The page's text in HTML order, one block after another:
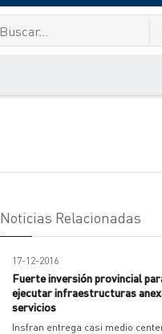
Noticias Relacionadas
17-12-2016
Fuerte inversión provincial
ejecutar infraestructuras
servicios
Insfran entrega casi medio